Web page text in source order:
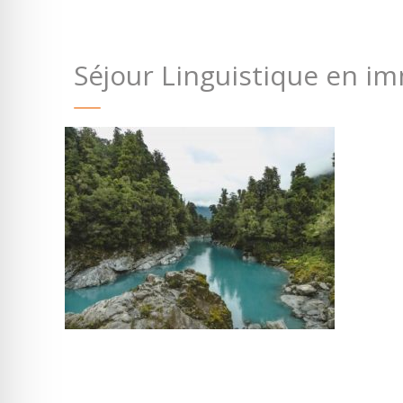
Séjour Linguistique en